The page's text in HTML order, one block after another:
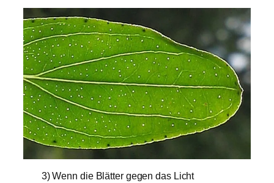
3) Wenn die Blätter gegen das Licht